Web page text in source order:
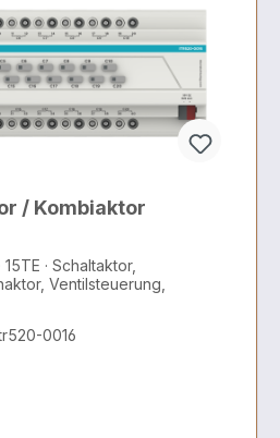
20-fach KNX Aktor / Kombiaktor
· Schaltaktor,
Ventilsteuerung,
0016